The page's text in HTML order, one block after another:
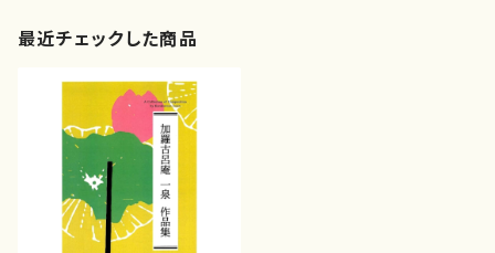
最近チェックした商品